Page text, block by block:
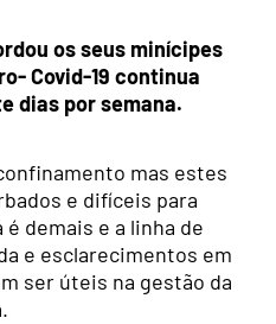
os seus minícipes
Covid-19 continua
dias por semana.
mas estes
e difíceis para
demais e a linha de
e esclarecimentos em
ser úteis na gestão da